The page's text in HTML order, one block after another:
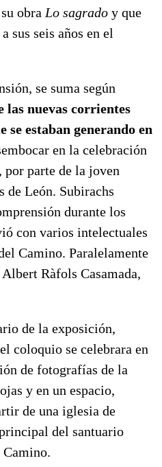
obra Lo sagrado y que
sus seis años en el
se suma según
las nuevas corrientes
se estaban generando en
en la celebración
parte de la joven
de León. Subirachs
durante los
con varios intelectuales
Camino. Paralelamente
Ràfols Casamada,
de la exposición,
coloquio se celebrara en
de fotografías de la
y en un espacio,
de una iglesia de
del santuario